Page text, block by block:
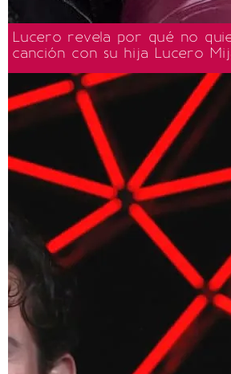
Lucero revela por qué no
canción con su hija Lucero